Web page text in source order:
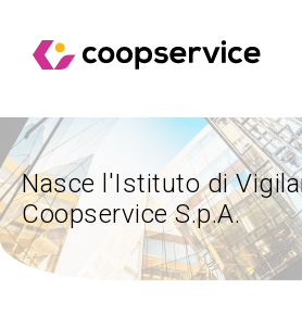
Nasce l'Istituto di
Coopservice S.p.A.